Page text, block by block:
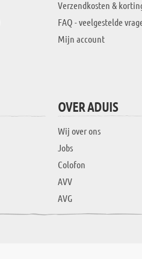
Verzendkosten &
FAQ - veelgestelde
Mijn account
OVER ADUIS
Wij over ons
Jobs
Colofon
AVV
AVG